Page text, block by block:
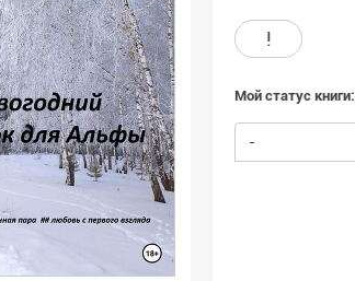
!
Мой статус книги:
-